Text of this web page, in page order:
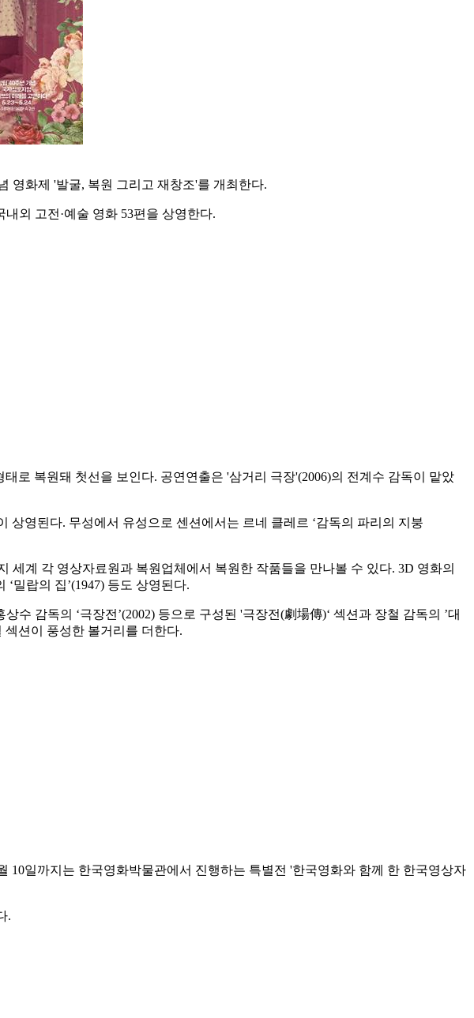
영화제 '발굴, 복원 그리고 재창조'를 개최한다.
내외 고전·예술 영화 53편을 상영한다.
로 복원돼 첫선을 보인다. 공연연출은 '삼거리 극장'(2006)의 전계수 감독이 맡았
상영된다. 무성에서 유성으로 센션에서는 르네 클레르 ‘감독의 파리의 지붕
세계 각 영상자료원과 복원업체에서 복원한 작품들을 만나볼 수 있다. 3D 영화의
밀랍의 집’(1947) 등도 상영된다.
감독의 ‘극장전’(2002) 등으로 구성된 '극장전(劇場傳)‘ 섹션과 장철 감독의 ’대
섹션이 풍성한 볼거리를 더한다.
10일까지는 한국영화박물관에서 진행하는 특별전 '한국영화와 함께 한 한국영상자
.